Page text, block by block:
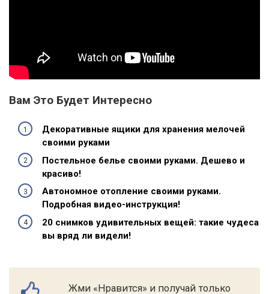
Вам Это Будет Интересно
Декоративные ящики для хранения мелочей
своими руками
Постельное белье своими руками. Дешево и
красиво!
Автономное отопление своими руками.
Подробная видео-инструкция!
20 снимков удивительных вещей: такие чудеса
вы вряд ли видели!
Жми «Нравится» и получай только